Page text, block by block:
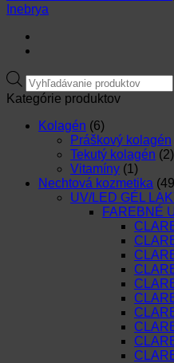
Inebrya
Products
search
Kategórie produktov
Kolagén (6)
Práškový kolagén
Tekutý kolagén (2)
Vitamíny (1)
Nechtová kozmetika
UV/LED GÉL
FAREBNÉ